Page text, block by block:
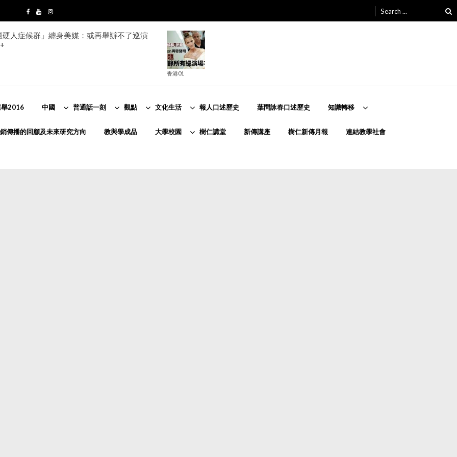
for:
人症候群」纏身美媒：或再舉辦不了巡演
香港01
舉2016 中國 普通話一刻 觀點 文化生活 報人口述歷史 葉問詠春口述歷史 知識轉移
傳播的回顧及未來研究方向 教與學成品 大學校園 樹仁講堂 新傳講座 樹仁新傳月報 連結教學社會